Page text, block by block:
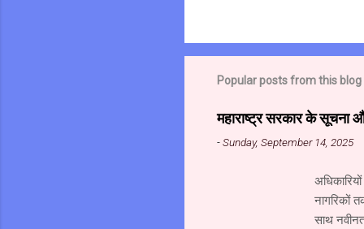
Popular posts from this blog
महाराष्ट्र सरकार के सूचना
-Sunday, September 14, 2025
नागरिकों
साथ